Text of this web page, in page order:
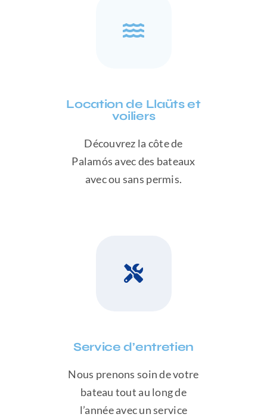
Location de Llaüts et
voiliers
Découvrez la côte de
Palamós avec des bateaux
avec ou sans permis.
Service d’entretien
Nous prenons soin de votre
bateau tout au long de
l’année avec un service